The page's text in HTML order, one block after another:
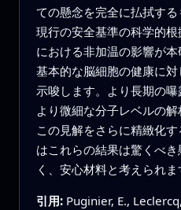
ての懸念を完全に払拭する
現行の安全基準の科学的
における非加温の影響が
基本的な脳細胞の健康に
示唆します。より長期の曝
より微細な分子レベルの
この見解をさらに精緻化
はこれらの結果は驚くべ
く、安心材料と考えられま
引用: Puginier, E.,